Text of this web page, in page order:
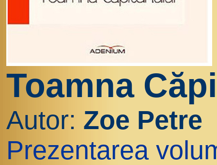
Toamna
Autor: Zoe Petre
Prezentarea